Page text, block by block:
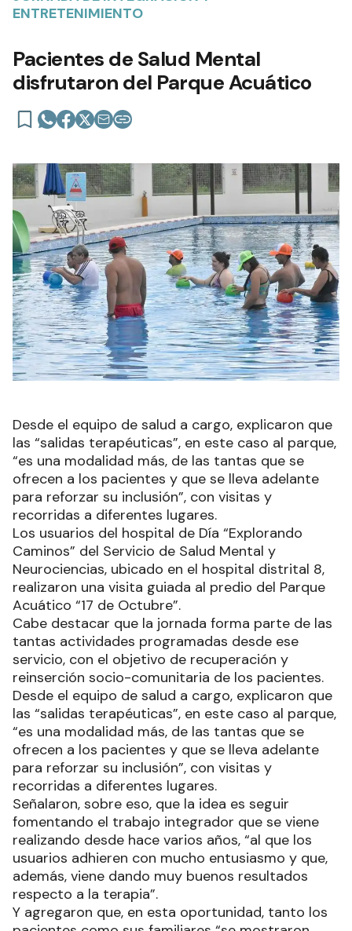
ENTRETENIMIENTO
Pacientes de Salud Mental
disfrutaron del Parque Acuático
Desde el equipo de salud a cargo, explicaron que
las “salidas terapéuticas”, en este caso al parque,
“es una modalidad más, de las tantas que se
ofrecen a los pacientes y que se lleva adelante
para reforzar su inclusión”, con visitas y
recorridas a diferentes lugares.
Los usuarios del hospital de Día “Explorando
Caminos” del Servicio de Salud Mental y
Neurociencias, ubicado en el hospital distrital 8,
realizaron una visita guiada al predio del Parque
Acuático “17 de Octubre”.
Cabe destacar que la jornada forma parte de las
tantas actividades programadas desde ese
servicio, con el objetivo de recuperación y
reinserción socio-comunitaria de los pacientes.
Desde el equipo de salud a cargo, explicaron que
las “salidas terapéuticas”, en este caso al parque,
“es una modalidad más, de las tantas que se
ofrecen a los pacientes y que se lleva adelante
para reforzar su inclusión”, con visitas y
recorridas a diferentes lugares.
Señalaron, sobre eso, que la idea es seguir
fomentando el trabajo integrador que se viene
realizando desde hace varios años, “al que los
usuarios adhieren con mucho entusiasmo y que,
además, viene dando muy buenos resultados
respecto a la terapia”.
Y agregaron que, en esta oportunidad, tanto los